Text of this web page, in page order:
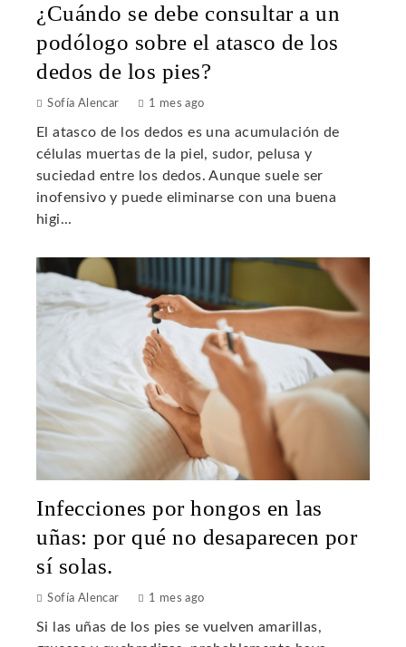
¿Cuándo se debe consultar a un
podólogo sobre el atasco de los
dedos de los pies?
Sofía Alencar 1 mes ago
El atasco de los dedos es una acumulación de
células muertas de la piel, sudor, pelusa y
suciedad entre los dedos. Aunque suele ser
inofensivo y puede eliminarse con una buena
higi...
Infecciones por hongos en las
uñas: por qué no desaparecen por
sí solas.
Sofía Alencar 1 mes ago
Si las uñas de los pies se vuelven amarillas,